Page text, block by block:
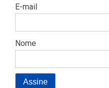
E-mail
Nome